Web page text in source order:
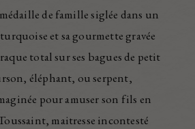
de famille siglée dans un
et sa gourmette gravée
total sur ses bagues de petit
éléphant, ou serpent,
pour amuser son fils en
maitresse incontesté